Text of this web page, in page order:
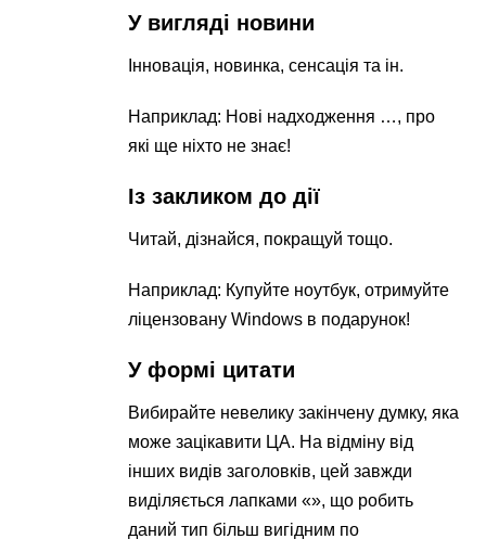
У вигляді новини
Інновація, новинка, сенсація та ін.
Наприклад: Нові надходження …, про
які ще ніхто не знає!
Із закликом до дії
Читай, дізнайся, покращуй тощо.
Наприклад: Купуйте ноутбук, отримуйте
ліцензовану Windows в подарунок!
У формі цитати
Вибирайте невелику закінчену думку, яка
може зацікавити ЦА. На відміну від
інших видів заголовків, цей завжди
виділяється лапками «», що робить
даний тип більш вигідним по